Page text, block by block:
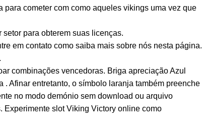
para cometer com como aqueles vikings uma vez que
para obterem suas licenças.
em contato como saiba mais sobre nós nesta página.
combinações vencedoras. Briga apreciação Azul
Afinar entretanto, o símbolo laranja também preenche
no modo demónio sem download ou arquivo
Experimente slot Viking Victory online como